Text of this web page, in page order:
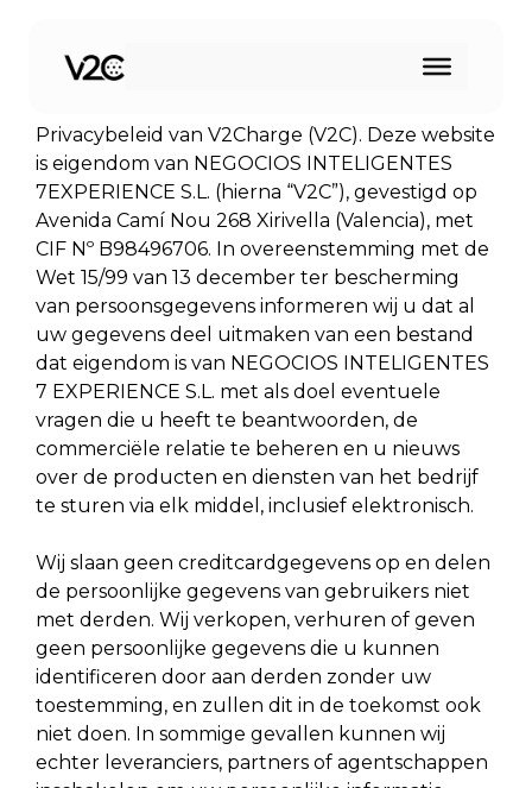
Privacybeleid, Gebruik van cookies en meer
informatie
Privacybeleid van V2Charge (V2C). Deze website
is eigendom van NEGOCIOS INTELIGENTES
7EXPERIENCE S.L. (hierna “V2C”), gevestigd op
Avenida Camí Nou 268 Xirivella (Valencia), met
CIF Nº B98496706. In overeenstemming met de
Wet 15/99 van 13 december ter bescherming
van persoonsgegevens informeren wij u dat al
uw gegevens deel uitmaken van een bestand
dat eigendom is van NEGOCIOS INTELIGENTES
7 EXPERIENCE S.L. met als doel eventuele
vragen die u heeft te beantwoorden, de
commerciële relatie te beheren en u nieuws
over de producten en diensten van het bedrijf
te sturen via elk middel, inclusief elektronisch.
Wij slaan geen creditcardgegevens op en delen
de persoonlijke gegevens van gebruikers niet
met derden. Wij verkopen, verhuren of geven
geen persoonlijke gegevens die u kunnen
identificeren door aan derden zonder uw
toestemming, en zullen dit in de toekomst ook
niet doen. In sommige gevallen kunnen wij
echter leveranciers, partners of agentschappen